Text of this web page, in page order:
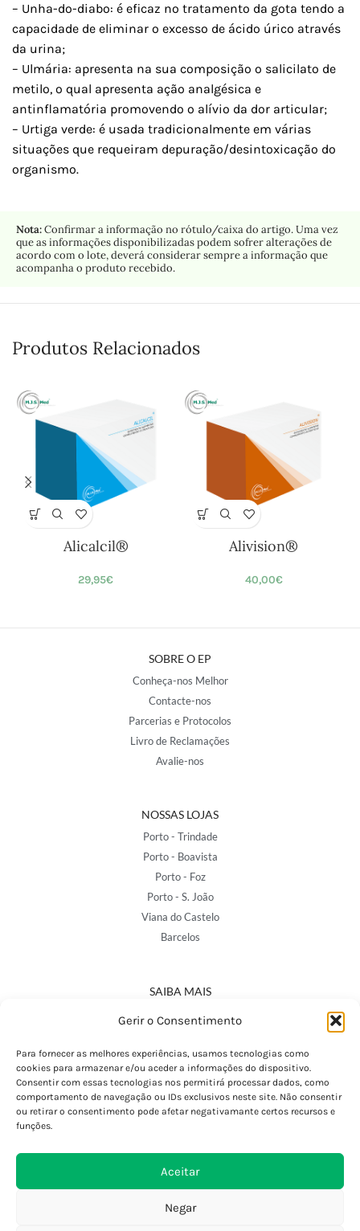
Gerir o Consentimento
Para fornecer as melhores experiências, usamos tecnologias como
cookies para armazenar e/ou aceder a informações do dispositivo.
Consentir com essas tecnologias nos permitirá processar dados, como
comportamento de navegação ou IDs exclusivos neste site. Não consentir
ou retirar o consentimento pode afetar negativamante certos recursos e
funções.
Aceitar
Negar
– Unha-do-diabo: é eficaz no tratamento da gota tendo a
capacidade de eliminar o excesso de ácido úrico através
da urina;
– Ulmária: apresenta na sua composição o salicilato de
metilo, o qual apresenta ação analgésica e
antinflamatória promovendo o alívio da dor articular;
– Urtiga verde: é usada tradicionalmente em várias
situações que requeiram depuração/desintoxicação do
organismo.
Nota:Confirmar a informação no rótulo/caixa do artigo. Uma vez
que as informações disponibilizadas podem sofrer alterações de
acordo com o lote, deverá considerar sempre a informação que
acompanha o produto recebido.
Produtos Relacionados
Alicalcil®
29,95€
Alivision®
40,00€
SOBRE O EP
Conheça-nos Melhor
Contacte-nos
Parcerias e Protocolos
Livro de Reclamações
Avalie-nos
NOSSAS LOJAS
Porto - Trindade
Porto - Boavista
Porto - Foz
Porto - S. João
Viana do Castelo
Barcelos
SAIBA MAIS
Política de Privacidade
Termos e Condições
Perguntas Frequentes
Custos de Envio
Encomendas Internacionais
Devoluções e Trocas